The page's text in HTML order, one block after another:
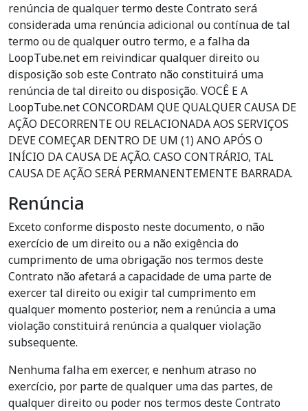
renúncia de qualquer termo deste Contrato será
considerada uma renúncia adicional ou contínua de tal
termo ou de qualquer outro termo, e a falha da
LoopTube.net em reivindicar qualquer direito ou
disposição sob este Contrato não constituirá uma
renúncia de tal direito ou disposição. VOCÊ E A
LoopTube.net CONCORDAM QUE QUALQUER CAUSA DE
AÇÃO DECORRENTE OU RELACIONADA AOS SERVIÇOS
DEVE COMEÇAR DENTRO DE UM (1) ANO APÓS O
INÍCIO DA CAUSA DE AÇÃO. CASO CONTRÁRIO, TAL
CAUSA DE AÇÃO SERÁ PERMANENTEMENTE BARRADA.
Renúncia
Exceto conforme disposto neste documento, o não
exercício de um direito ou a não exigência do
cumprimento de uma obrigação nos termos deste
Contrato não afetará a capacidade de uma parte de
exercer tal direito ou exigir tal cumprimento em
qualquer momento posterior, nem a renúncia a uma
violação constituirá renúncia a qualquer violação
subsequente.
Nenhuma falha em exercer, e nenhum atraso no
exercício, por parte de qualquer uma das partes, de
qualquer direito ou poder nos termos deste Contrato